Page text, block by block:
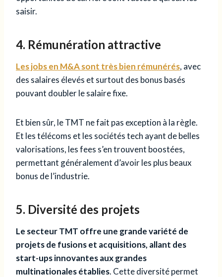
saisir.
4. Rémunération attractive
Les jobs en M&A sont très bien rémunérés, avec
des salaires élevés et surtout des bonus basés
pouvant doubler le salaire fixe.
Et bien sûr, le TMT ne fait pas exception à la règle.
Et les télécoms et les sociétés tech ayant de belles
valorisations, les fees s’en trouvent boostées,
permettant généralement d’avoir les plus beaux
bonus de l’industrie.
5. Diversité des projets
Le secteur TMT offre une grande variété de
projets de fusions et acquisitions, allant des
start-ups innovantes aux grandes
multinationales établies. Cette diversité permet